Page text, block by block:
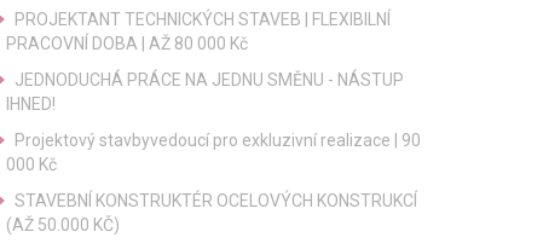
PROJEKTANT TECHNICKÝCH STAVEB | FLEXIBILNÍ
PRACOVNÍ DOBA | AŽ 80 000 Kč
JEDNODUCHÁ PRÁCE NA JEDNU SMĚNU - NÁSTUP
IHNED!
Projektový stavbyvedoucí pro exkluzivní realizace | 90
000 Kč
STAVEBNÍ KONSTRUKTÉR OCELOVÝCH KONSTRUKCÍ
(AŽ 50.000 KČ)